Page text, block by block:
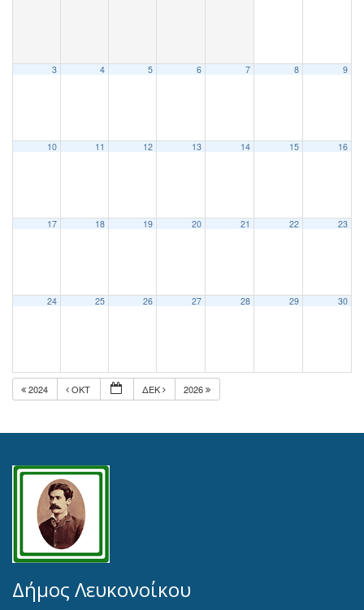
3 4 5 6 7 8 9
10 11 12 13 14 15 16
17 18 19 20 21 22 23
24 25 26 27 28 29 30
2024 ΟΚΤ ΔΕΚ 2026
Δήμος Λευκονοίκου